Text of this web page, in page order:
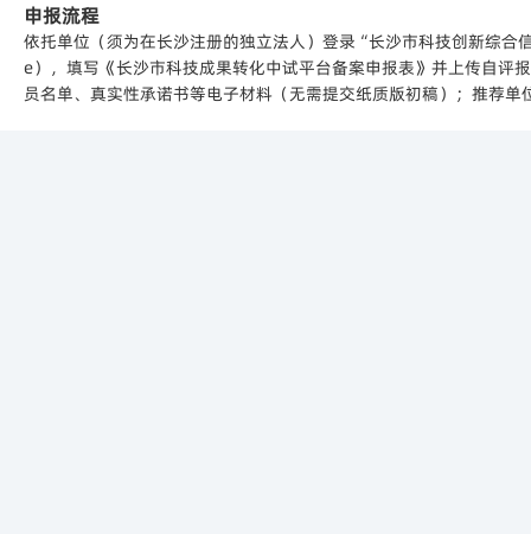
申报流程
依托单位（须为在长沙注册的独立法人）登录“‌长沙市科技创新
e），填写《长沙市科技成果转化中试平台备案申报表》并上传自评
员名单、真实性承诺书等电子材料（‌无需提交纸质版初稿‌）；推荐